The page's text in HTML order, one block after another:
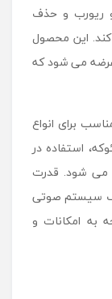
ریورب و حذف
این محصول
عرضه می شود که
برای انواع
استفاده در
می شود. قدرت
یک سیستم صوتی
به امکانات و